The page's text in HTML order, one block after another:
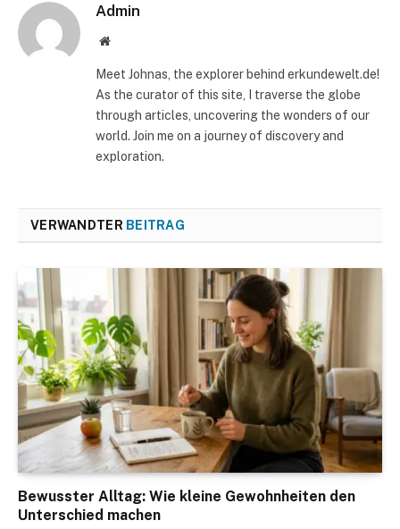
Admin
Website
Meet Johnas, the explorer behind erkundewelt.de!
As the curator of this site, I traverse the globe
through articles, uncovering the wonders of our
world. Join me on a journey of discovery and
exploration.
VERWANDTER BEITRAG
Bewusster Alltag: Wie kleine Gewohnheiten den
Unterschied machen